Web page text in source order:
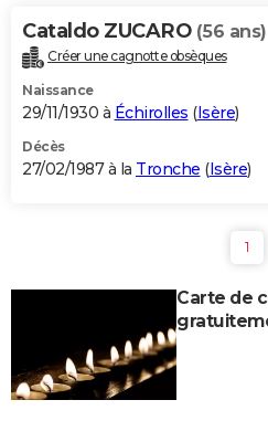
Cataldo ZUCARO (56 ans)
Créer une cagnotte obsèques
Naissance
29/11/1930 à Échirolles (Isère)
Décès
27/02/1987 à la Tronche (Isère)
1
Carte de